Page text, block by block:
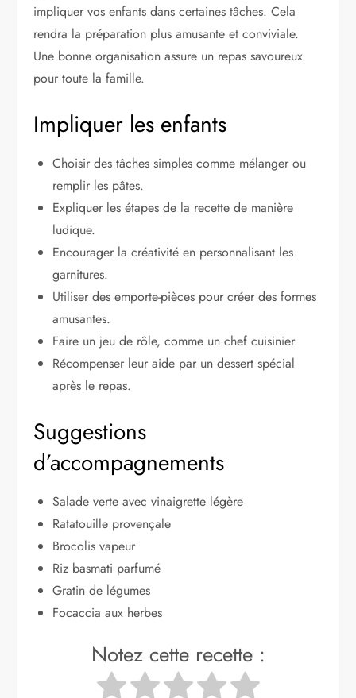
impliquer vos enfants dans certaines tâches. Cela
rendra la préparation plus amusante et conviviale.
Une bonne organisation assure un repas savoureux
pour toute la famille.
Impliquer les enfants
Choisir des tâches simples comme mélanger ou
remplir les pâtes.
Expliquer les étapes de la recette de manière
ludique.
Encourager la créativité en personnalisant les
garnitures.
Utiliser des emporte-pièces pour créer des formes
amusantes.
Faire un jeu de rôle, comme un chef cuisinier.
Récompenser leur aide par un dessert spécial
après le repas.
Suggestions
d’accompagnements
Salade verte avec vinaigrette légère
Ratatouille provençale
Brocolis vapeur
Riz basmati parfumé
Gratin de légumes
Focaccia aux herbes
Notez cette recette :